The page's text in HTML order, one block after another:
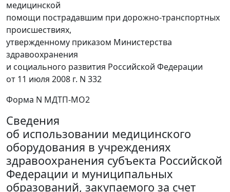
медицинской
помощи пострадавшим при дорожно-транспортных
происшествиях,
утвержденному приказом Министерства
здравоохранения
и социального развития Российской Федерации
от 11 июля 2008 г. N 332
Форма N МДТП-МО2
Сведения
об использовании медицинского
оборудования в учреждениях
здравоохранения субъекта Российской
Федерации и муниципальных
образований, закупаемого за счет